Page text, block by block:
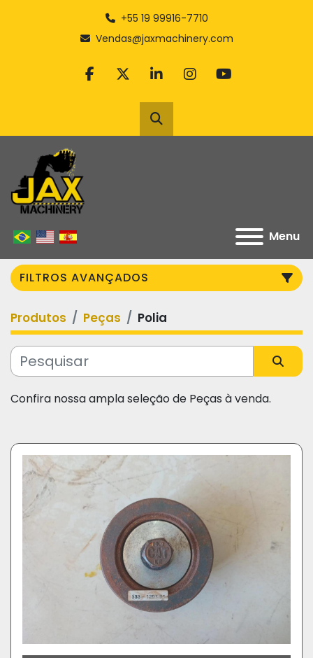
+55 19 99916-7710
Vendas@jaxmachinery.com
facebook
twitterlinkedininstagram
youtube
Pesquisar
Menu
FILTROS AVANÇADOS
Categoria
Fabricante
Produtos Peças Polia
Confira nossa ampla seleção de Peças à venda.